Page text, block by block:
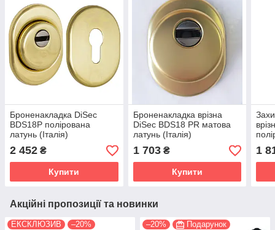
Броненакладка DiSec
ВDS18P полірована
латунь (Італія)
2 452 ₴
Купити
Броненакладка врізна
DiSec ВDS18 PR матова
латунь (Італія)
1 703₴
Купити
1
Акційні пропозиції та новинки
ЕКСКЛЮЗИВ –20% –20% Подарунок